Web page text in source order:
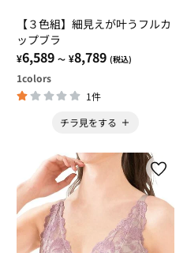
【３色組】細見えが叶うフルカ
ップブラ
¥6,589 ～ ¥8,789 (税込)
1colors
1件
チラ見をする